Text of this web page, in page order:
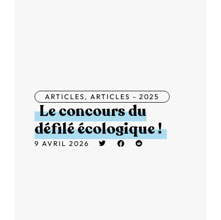
ARTICLES, ARTICLES - 2025
Le concours du
défilé écologique !
9 AVRIL 2026